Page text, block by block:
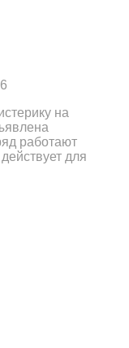
на
работают
для